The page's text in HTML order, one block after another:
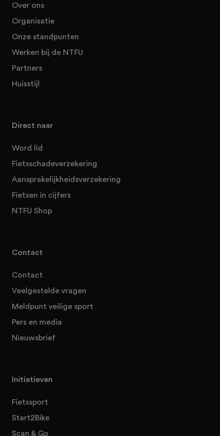
Over ons
Organisatie
Onze standpunten
Werken bij de NTFU
Partners
Huisstijl
Direct naar
Word lid
Fietsschadeverzekering
Aansprakelijkheidsverzekering
Fietsen in cijfers
NTFU Shop
Contact
Contact
Veelgestelde vragen
Meldpunt veilige sport
Pers en media
Nieuwsbrief
Initiatieven
Fietssport
Start2Bike
Scan & Go